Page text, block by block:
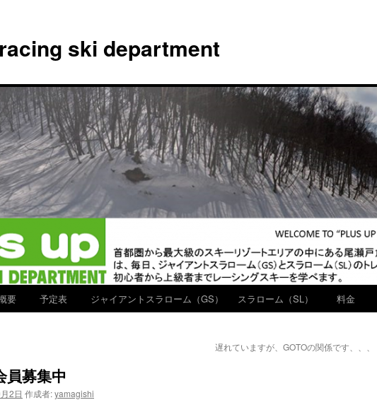
ski department
要 予定表 ジャイアントスラローム（GS） スラローム（SL） 料金
遅れていますが、GOTOの関係です、、、
員募集中
2日 作成者:yamagishi